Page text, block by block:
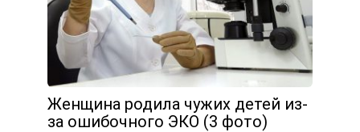
Женщина родила чужих детей из-
за ошибочного ЭКО (3 фото)